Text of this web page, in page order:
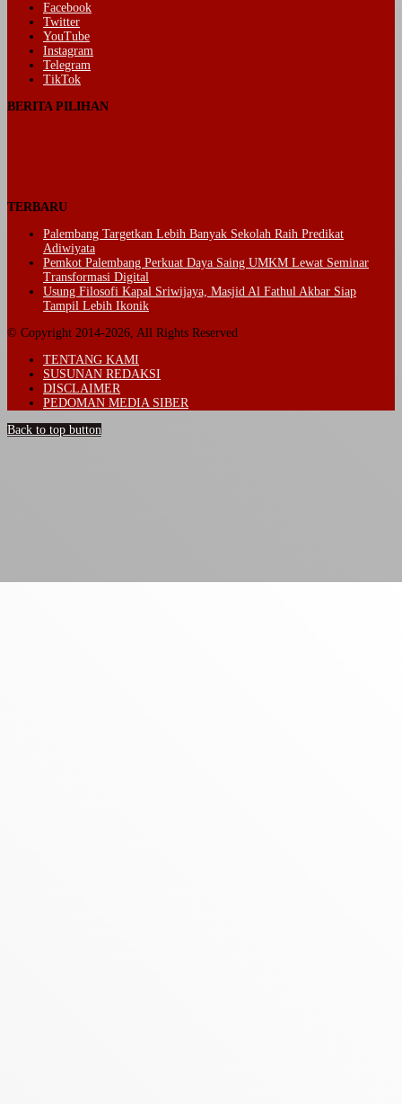
Facebook
Twitter
YouTube
Instagram
Telegram
TikTok
BERITA PILIHAN
TERBARU
Palembang Targetkan Lebih Banyak Sekolah Raih Predikat
Adiwiyata
Pemkot Palembang Perkuat Daya Saing UMKM Lewat Seminar
Transformasi Digital
Usung Filosofi Kapal Sriwijaya, Masjid Al Fathul Akbar Siap
Tampil Lebih Ikonik
© Copyright 2014-2026, All Rights Reserved
TENTANG KAMI
SUSUNAN REDAKSI
DISCLAIMER
PEDOMAN MEDIA SIBER
Back to top button